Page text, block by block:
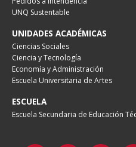
UNQ Sustentable
UNIDADES ACADÉMICAS
Ciencias Sociales
Ciencia y Tecnología
Economía y Administración
Escuela Universitaria de Artes
ESCUELA
Escuela Secundaria de Educación